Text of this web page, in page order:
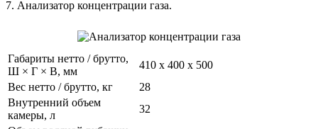
7. Анализатор концентрации газа.
Габариты нетто / брутто,
Ш × Г × В, мм
410 x 400 x 500
Вес нетто / брутто, кг
28
Внутренний объем
камеры, л
32